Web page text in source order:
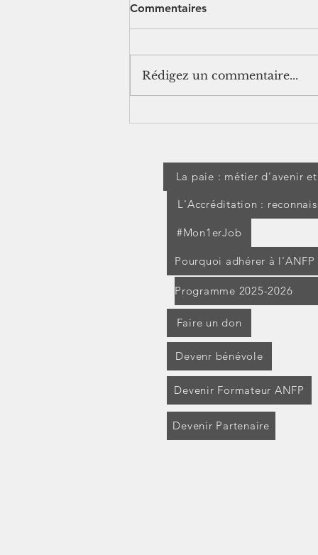
être suspendues
Commentaires
Rédigez un commentaire...
La paie : métier d'avenir
L'Accréditation :
#Mon1erJob
Pourquoi adhérer à l'ANFP
Programme 2025-2026
Faire un don
Devenr bénévole
Devenir Formateur ANFP
Devenir Partenaire